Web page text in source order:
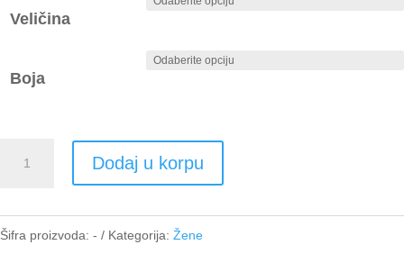
Veličina
Boja
kragnom
Dodaj u korpu
Šifra proizvoda: - Kategorija: Žene